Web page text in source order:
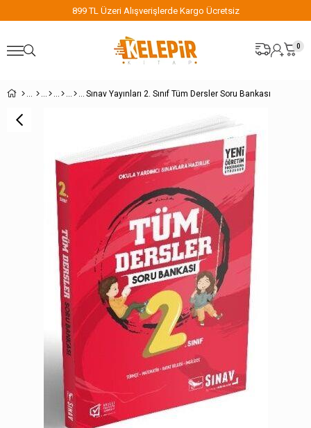
899 TL Üzeri Alışverişlerde Kargo Ücretsiz
0
Sınav Yayınları 2. Sınıf Tüm Dersler Soru Bankası